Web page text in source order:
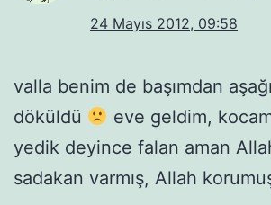
24 Mayıs 2012, 09:58
valla benim de başımdan
döküldü
eve geldim,
yedik deyince falan aman
sadakan varmış, Allah